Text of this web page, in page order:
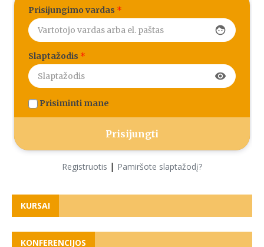
Prisijungimo vardas *
face
Slaptažodis *
visibility
Prisiminti mane
Registruotis | Pamiršote slaptažodį?
KURSAI
KONFERENCIJOS